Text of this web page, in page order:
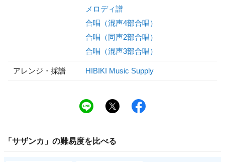
メロディ譜
合唱（混声4部合唱）
合唱（同声2部合唱）
合唱（混声3部合唱）
アレンジ・採譜 HIBIKI Music Supply
「 サザンカ 」の難易度を比べる